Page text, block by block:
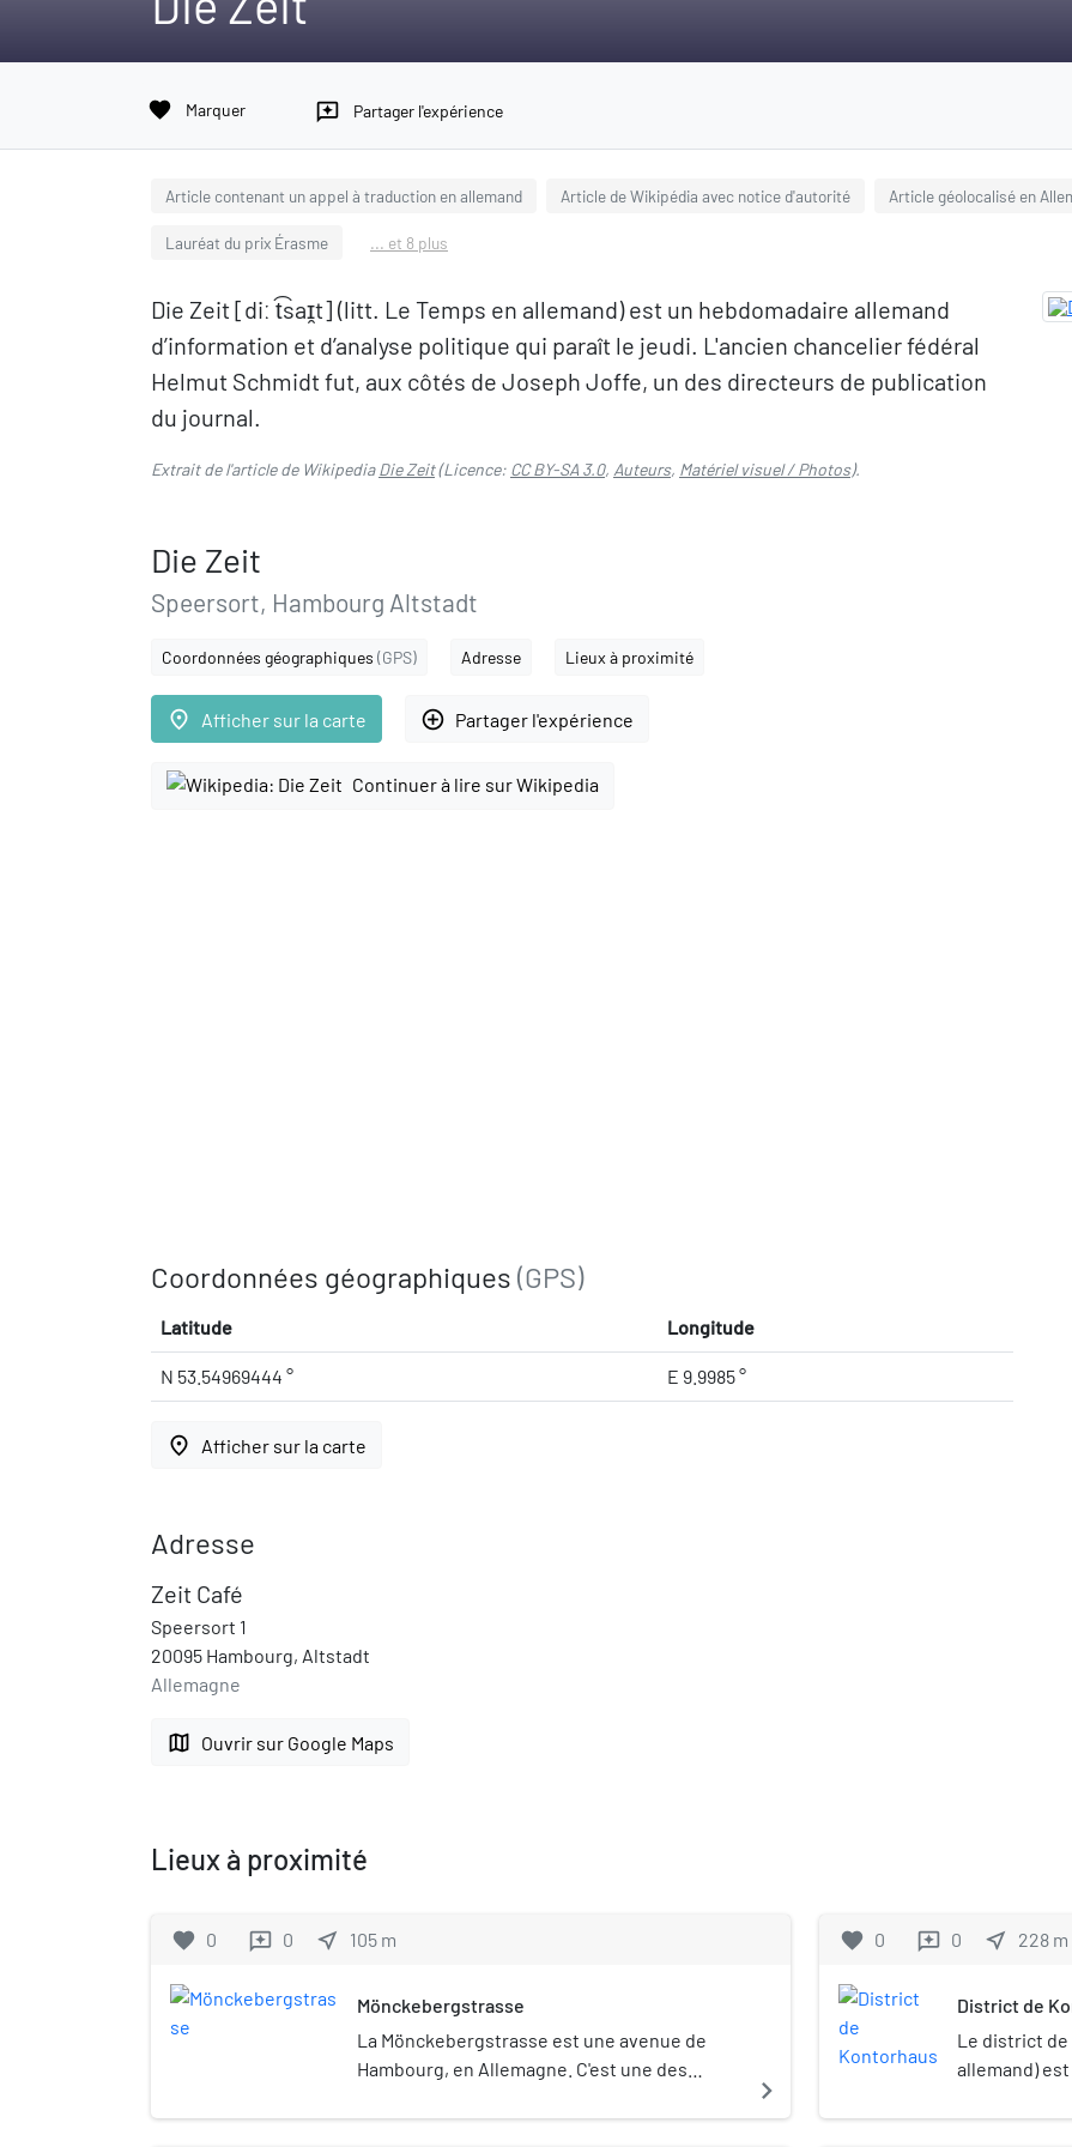
favorite Marquer reviews Partager l'expérience
Article contenant un appel à traduction en allemand Article de Wikipédia avec notice d'autorité Article géolocalisé en
Lauréat du prix Érasme ... et 8 plus
Die Zeit [diː t͡saɪ̯t] (litt. Le Temps en allemand) est un hebdomadaire allemand
d’information et d’analyse politique qui paraît le jeudi. L'ancien chancelier fédéral
Helmut Schmidt fut, aux côtés de Joseph Joffe, un des directeurs de publication
du journal.
Extrait de l'article de WikipediaDie Zeit(Licence: CC BY-SA 3.0, Auteurs, Matériel visuel / Photos).
Die Zeit
Speersort, Hambourg Altstadt
Coordonnées géographiques (GPS) Adresse Lieux à proximité
place Afficher sur la carte add_circle_outline Partager l'expérience
Continuer à lire sur Wikipedia
Coordonnées géographiques (GPS)
Latitude Longitude
N 53.54969444 ° E 9.9985 °
place Afficher sur la carte
Adresse
Zeit Café
Speersort 1
20095 Hambourg, Altstadt
Allemagne
map Ouvrir sur Google Maps
Lieux à proximité
favorite 0 reviews 0 near_me 105 m
Mönckebergstrasse
La Mönckebergstrasse est une avenue de
Hambourg, en Allemagne. C'est une des
Elle porte le nom de l'ancien maire de la ville,
navigate_next
favorite 0 reviews 0 near_me 228 m
District de
Le district
allemand)
Klosterwall